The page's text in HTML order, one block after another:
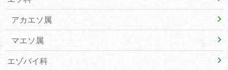
アカエソ属
マエソ属
エゾバイ科